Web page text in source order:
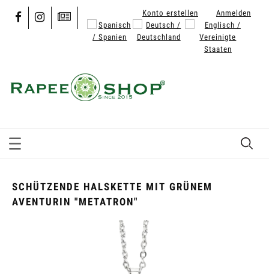
Konto erstellen Anmelden
SCHÜTZENDE HALSKETTE MIT GRÜNEM
AVENTURIN "METATRON"